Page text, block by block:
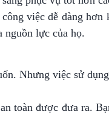
việc dễ dàng
nguồn lực của họ.
Nhưng việc sử
toàn được đưa ra.